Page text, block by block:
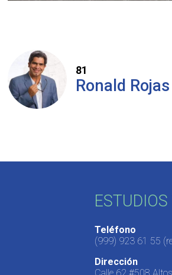
81
Ronald Rojas
Teléfono
(999) 923 61 55
Dirección
Calle 62 #508